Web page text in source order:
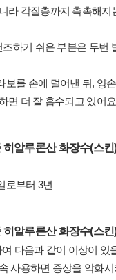
라 각질층까지 촉촉해지
조하기 쉬운 부분은 두번
보를 손에 덜어낸 뒤, 양
면 더 잘 흡수되고 있어
히알루론산화장수(스킨
로부터 3년
히알루론산화장수(스킨
다음과 같이 이상이 있
사용하면 증상을 악화